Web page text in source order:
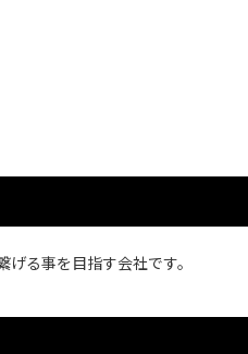
る事を目指す会社です。